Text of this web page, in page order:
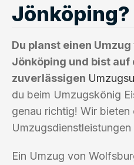
Jönköping?
Du planst einen
Jönköping und bist auf
zuverlässigen
du beim Umzugskönig
genau richtig! Wir
Ein Umzug von